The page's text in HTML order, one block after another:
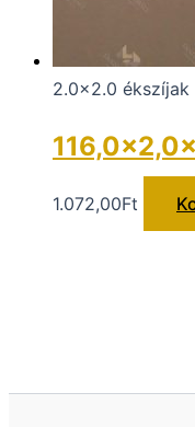
2.0x2.0 ékszíjak
1.072,00Ft